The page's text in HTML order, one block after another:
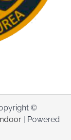
©
| Powered